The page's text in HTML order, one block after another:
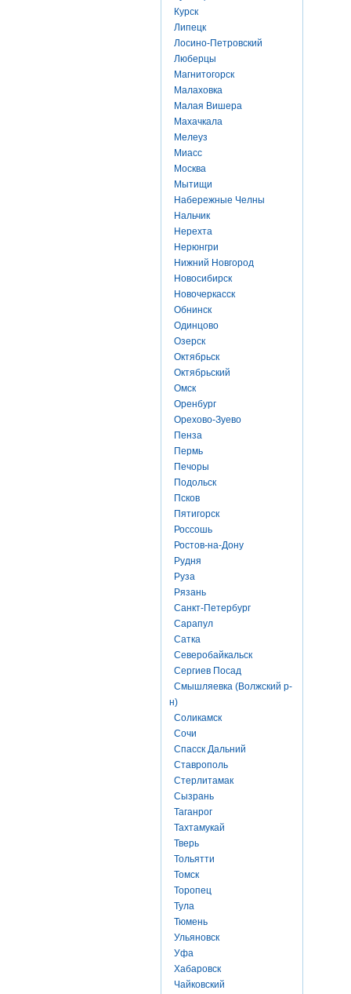
Курск
Липецк
Лосино-Петровский
Люберцы
Магнитогорск
Малаховка
Малая Вишера
Махачкала
Мелеуз
Миасс
Москва
Мытищи
Набережные Челны
Нальчик
Нерехта
Нерюнгри
Нижний Новгород
Новосибирск
Новочеркасск
Обнинск
Одинцово
Озерск
Октябрьск
Октябрьский
Омск
Оренбург
Орехово-Зуево
Пенза
Пермь
Печоры
Подольск
Псков
Пятигорск
Россошь
Ростов-на-Дону
Рудня
Руза
Рязань
Санкт-Петербург
Сарапул
Сатка
Северобайкальск
Сергиев Посад
Смышляевка (Волжский р-
н)
Соликамск
Сочи
Спасск Дальний
Ставрополь
Стерлитамак
Сызрань
Таганрог
Тахтамукай
Тверь
Тольятти
Томск
Торопец
Тула
Тюмень
Ульяновск
Уфа
Хабаровск
Чайковский